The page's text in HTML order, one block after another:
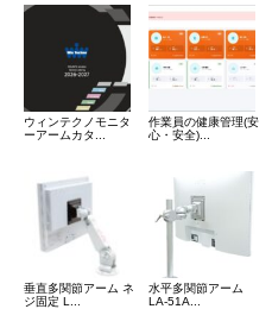
ウィンテクノモニタ
ーアームカタ...
作業員の健康管理(安
心・安全)...
垂直多関節アーム ネ
ジ固定 L...
水平多関節アーム
LA-51A...